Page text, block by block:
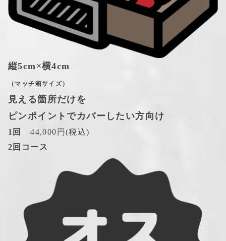
縦5cm×横4cm
（マッチ箱サイズ）
見える箇所だけを
ピンポイントでカバーしたい方向け
1回
44,000円(税込)
2回コース